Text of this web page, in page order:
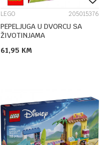
LEGO 205015376
PEPELJUGA U DVORCU SA
ŽIVOTINJAMA
61,95 KM